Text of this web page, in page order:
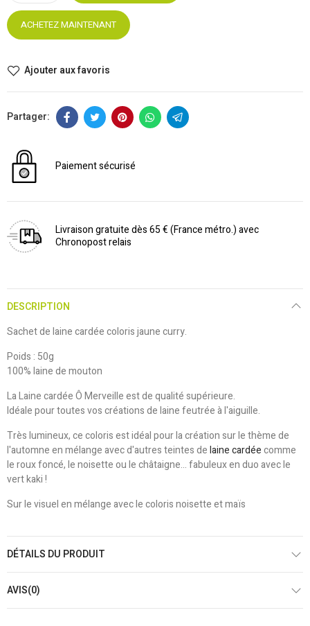
ACHETEZ MAINTENANT
Ajouter aux favoris
Paiement sécurisé
Livraison gratuite dès 65 € (France métro.) avec
Chronopost relais
DESCRIPTION
Sachet de laine cardée coloris jaune curry.
Poids : 50g
100% laine de mouton
La Laine cardée Ô Merveille est de qualité supérieure.
Idéale pour toutes vos créations de laine feutrée à l'aiguille.
Très lumineux, ce coloris est idéal pour la création sur le thème de
l'automne en mélange avec d'autres teintes delaine cardéecomme
le roux foncé, le noisette ou le châtaigne... fabuleux en duo avec le
vert kaki !
Sur le visuel en mélange avec le coloris noisette et maïs
DÉTAILS DU PRODUIT
AVIS(0)